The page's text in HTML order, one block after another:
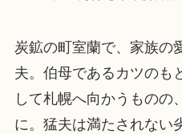
炭鉱の町室蘭で、家族の
夫。伯母であるカツのも
して札幌へ向かうものの
に。猛夫は満たされない